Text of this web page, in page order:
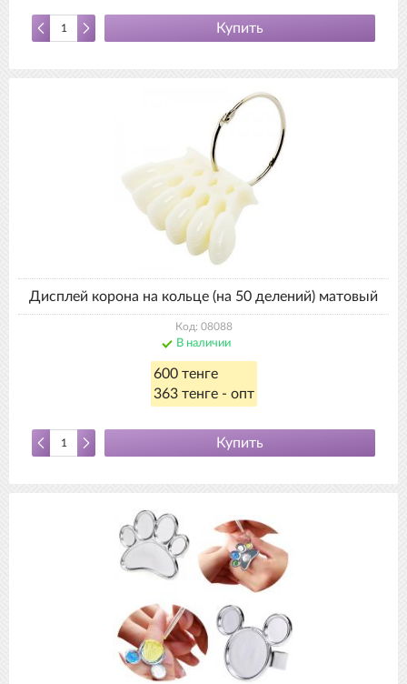
Купить
Дисплей корона на кольце (на 50 делений) матовый
Код: 08088
В наличии
600 тенге
363 тенге - опт
Купить